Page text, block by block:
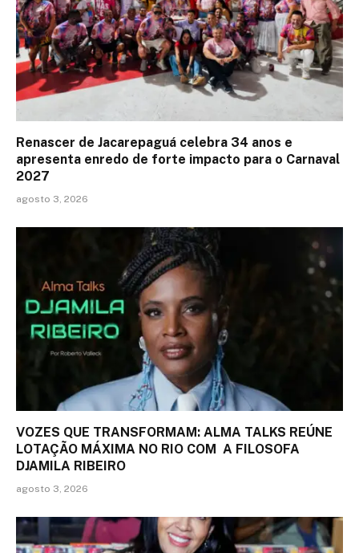
Renascer de Jacarepaguá celebra 34 anos e
apresenta enredo de forte impacto para o Carnaval
2027
agosto 3, 2026
VOZES QUE TRANSFORMAM: ALMA TALKS REÚNE
LOTAÇÃO MÁXIMA NO RIO COM A FILOSOFA
DJAMILA RIBEIRO
agosto 3, 2026